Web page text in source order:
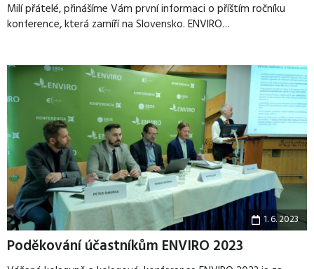
Milí přátelé, přinášíme Vám první informaci o příštím ročníku
konference, která zamíří na Slovensko. ENVIRO…
1. 6. 2023
Poděkování účastníkům ENVIRO 2023